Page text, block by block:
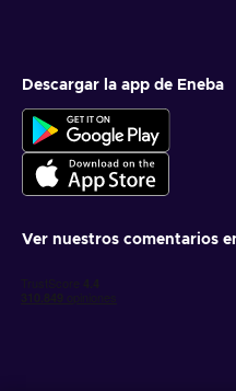
Descargar la app de Eneba
Ver nuestros comentarios